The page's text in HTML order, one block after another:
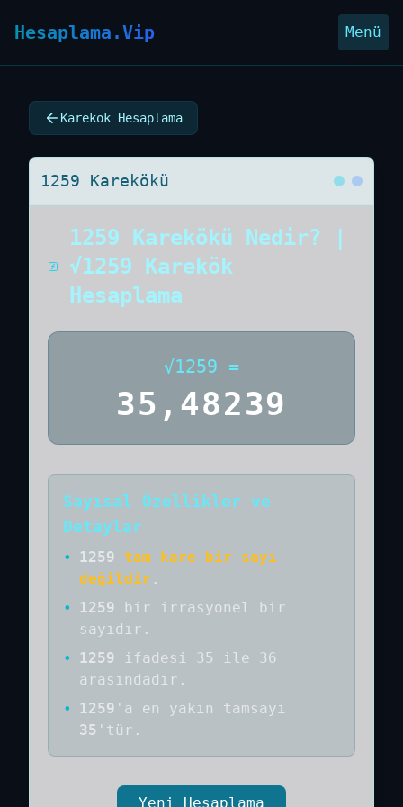
Hesaplama.Vip Menü
Karekök Hesaplama
1259 Karekökü
1259 Karekökü Nedir? |
√1259 Karekök
Hesaplama
√1259 =
35,48239
Sayısal Özellikler ve
Detaylar
• 1259
tam kare bir sayı
değildir .
•
1259 bir
irrasyonel bir
sayıdır .
•
1259
ifadesi 35 ile 36
arasındadır.
•
1259 'a en yakın tamsayı
35 'tür.
Yeni Hesaplama